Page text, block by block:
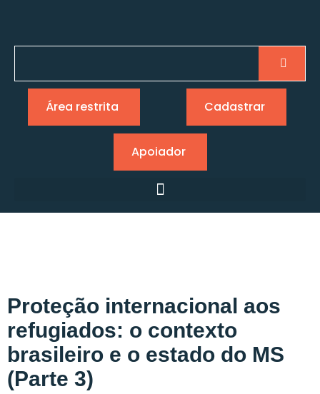
Área restrita Cadastrar
Apoiador
Proteção internacional aos
refugiados: o contexto
brasileiro e o estado do MS
(Parte 3)